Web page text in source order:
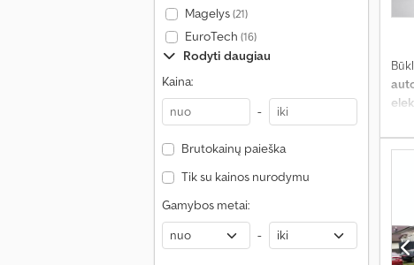
Magelys(21)
EuroTech (16)
Rodyti daugiau
Kaina:
-
Brutokainų paieška
Tik su kainos nurodymu
Gamybos metai:
-